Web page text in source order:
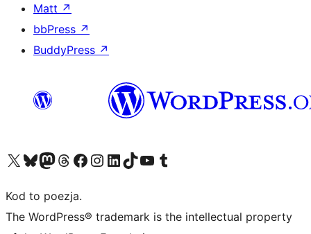
Matt ↗
bbPress ↗
BuddyPress ↗
Odwiedź nasze konto X (dawniej Twitter)
Odwiedź nasze konto Bluesky
Odwiedź nasze konto na Mastodoncie
Odwiedź naszego Threadsa
Odwiedź naszego Facebooka
Odwiedź nasze konto na Instagramie
Odwiedź nasze konto na LinkedIn
Odwiedź naszego TikToka
Odwiedź nasz kanał YouTube
Odwiedź naszego Tumblra
Kod to poezja.
The WordPress® trademark is the intellectual property